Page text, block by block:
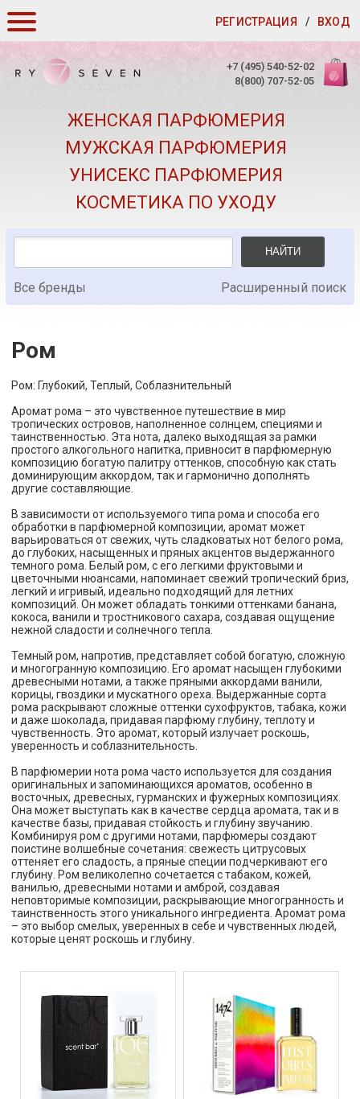
РЕГИСТРАЦИЯ / ВХОД
КАК ЗАКАЗАТЬ
СКИДКИ
КОНТАКТЫ
О КАЧЕСТВЕ
ПОДАРКИ К ЗАКАЗАМ
+7 (495) 540-52-02
8(800) 707-52-05
ЖЕНСКАЯ ПАРФЮМЕРИЯ
МУЖСКАЯ ПАРФЮМЕРИЯ
УНИСЕКС ПАРФЮМЕРИЯ
КОСМЕТИКА ПО УХОДУ
НАЙТИ
Все бренды Расширенный поиск
Ром
Ром: Глубокий, Теплый, Соблазнительный
Аромат рома – это чувственное путешествие в мир
тропических островов, наполненное солнцем, специями и
таинственностью. Эта нота, далеко выходящая за рамки
простого алкогольного напитка, привносит в парфюмерную
композицию богатую палитру оттенков, способную как стать
доминирующим аккордом, так и гармонично дополнять
другие составляющие.
В зависимости от используемого типа рома и способа его
обработки в парфюмерной композиции, аромат может
варьироваться от свежих, чуть сладковатых нот белого рома,
до глубоких, насыщенных и пряных акцентов выдержанного
темного рома. Белый ром, с его легкими фруктовыми и
цветочными нюансами, напоминает свежий тропический бриз,
легкий и игривый, идеально подходящий для летних
композиций. Он может обладать тонкими оттенками банана,
кокоса, ванили и тростникового сахара, создавая ощущение
нежной сладости и солнечного тепла.
Темный ром, напротив, представляет собой богатую, сложную
и многогранную композицию. Его аромат насыщен глубокими
древесными нотами, а также пряными аккордами ванили,
корицы, гвоздики и мускатного ореха. Выдержанные сорта
рома раскрывают сложные оттенки сухофруктов, табака, кожи
и даже шоколада, придавая парфюму глубину, теплоту и
чувственность. Это аромат, который излучает роскошь,
уверенность и соблазнительность.
В парфюмерии нота рома часто используется для создания
оригинальных и запоминающихся ароматов, особенно в
восточных, древесных, гурманских и фужерных композициях.
Она может выступать как в качестве сердца аромата, так и в
качестве базы, придавая стойкость и глубину звучанию.
Комбинируя ром с другими нотами, парфюмеры создают
поистине волшебные сочетания: свежесть цитрусовых
оттеняет его сладость, а пряные специи подчеркивают его
глубину. Ром великолепно сочетается с табаком, кожей,
ванилью, древесными нотами и амброй, создавая
неповторимые композиции, раскрывающие многогранность и
таинственность этого уникального ингредиента. Аромат рома
– это выбор смелых, уверенных в себе и чувственных людей,
которые ценят роскошь и глубину.